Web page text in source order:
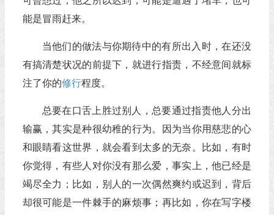
能是冒雨赶来。
当他们的做法与你期待中的有所出入时，在还没
有搞清楚状况的前提下，就进行指责，不经意间就标
注了你的修行程度。
总要在口舌上胜过别人，总要通过指责他人分出
输赢，其实是种很幼稚的行为。因为当你用慈悲的心
和眼睛看这世界，就会看到太多的无奈。比如，有时
你觉得，有些人对你没有那么爱，事实上，他已经是
竭尽全力；比如，别人的一次偶然爽约或迟到，背后
却很可能是一件棘手的麻烦事；再比如，你在写字楼